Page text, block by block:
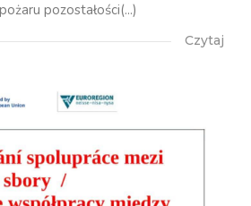
pozostałości(...)
Czytaj